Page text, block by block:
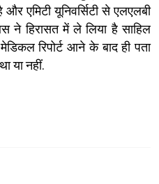
एमिटी यूनिवर्सिटी से एलएलबी
ने हिरासत में ले लिया है साहिल
रिपोर्ट आने के बाद ही पता
या नहीं.